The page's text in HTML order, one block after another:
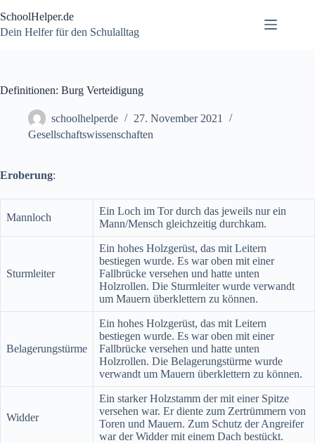
Inhalt
springen
SchoolHelper.de
Dein Helfer für den Schulalltag
Definitionen: Burg Verteidigung
schoolhelperde
27. November 2021
Gesellschaftswissenschaften
Eroberung:
Mannloch
Ein Loch im Tor durch das jeweils nur ein
Mann/Mensch gleichzeitig durchkam.
Sturmleiter
Ein hohes Holzgerüst, das mit Leitern
bestiegen wurde. Es war oben mit einer
Fallbrücke versehen und hatte unten
Holzrollen. Die Sturmleiter wurde verwandt
um Mauern überklettern zu können.
Belagerungstürme
Ein hohes Holzgerüst, das mit Leitern
bestiegen wurde. Es war oben mit einer
Fallbrücke versehen und hatte unten
Holzrollen. Die Belagerungstürme wurde
verwandt um Mauern überklettern zu können.
Widder
Ein starker Holzstamm der mit einer Spitze
versehen war. Er diente zum Zertrümmern von
Toren und Mauern. Zum Schutz der Angreifer
war der Widder mit einem Dach bestückt.